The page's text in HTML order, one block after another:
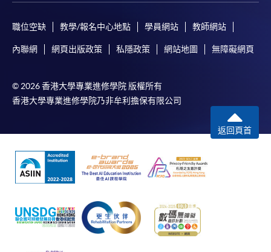
職位空缺 教學/報名中心地點 學員網站 教師網站
內聯網 網頁出版政策 私隱政策 網站地圖 無障礙網頁
© 2026 香港大學專業進修學院 版權所有
香港大學專業進修學院乃非牟利擔保有限公司
返回頁首